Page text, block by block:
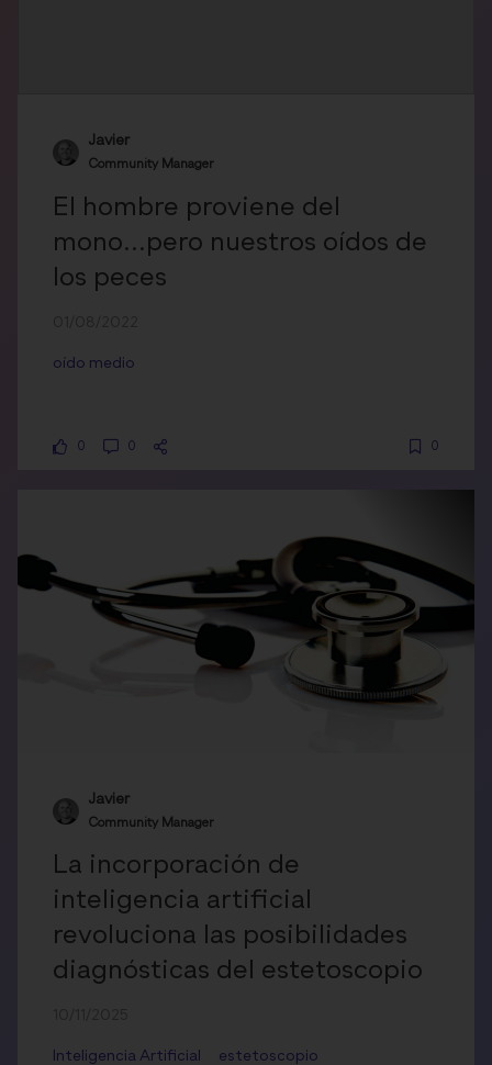
Javier
Community Manager
El hombre proviene del
mono...pero nuestros oídos de
los peces
oído medio
0 0 0
Javier
Community Manager
La incorporación de
inteligencia artificial
revoluciona las posibilidades
diagnósticas del estetoscopio
Inteligencia Artificial estetoscopio